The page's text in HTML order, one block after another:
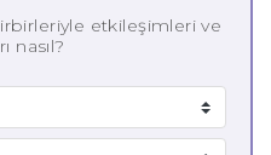
etkileşimleri ve
nasıl?